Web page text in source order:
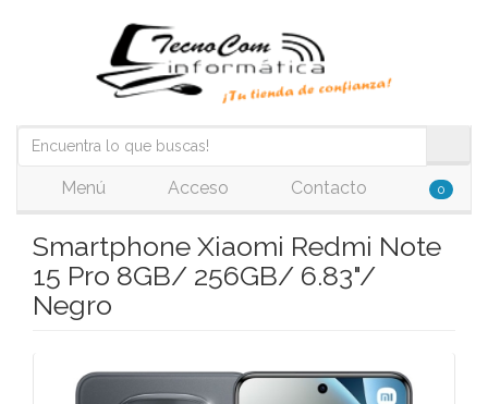
Menú Acceso Contacto 0
Smartphone Xiaomi Redmi Note
15 Pro 8GB/ 256GB/ 6.83"/
Negro